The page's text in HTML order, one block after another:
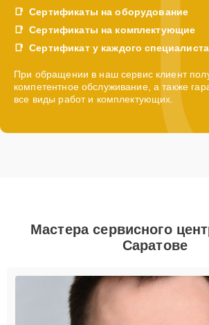
Сертификаты на оборудование
Сертификаты на комплектующие
Сертификат у каждого специалиста
При обращении в наш сервис клиент
компетентное обслуживание, а также
все виды работ и комплектующих.
Мастера сервисного
Саратове